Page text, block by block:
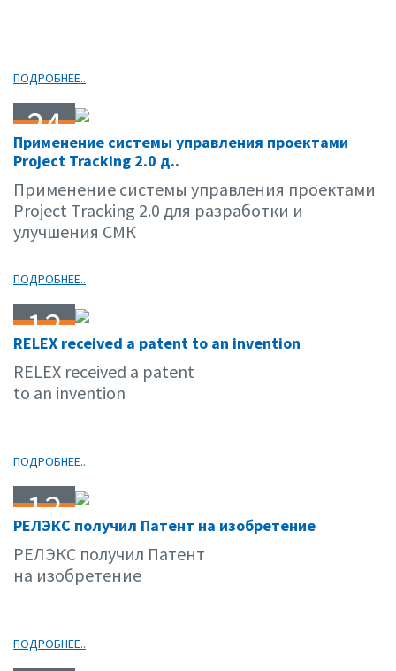
ПОДРОБНЕЕ..
24
05.11
Применение системы управления проектами
Project Tracking 2.0 д..
Применение системы управления проектами
Project Tracking 2.0 для разработки и
улучшения СМК
ПОДРОБНЕЕ..
12
05.11
RELEX received a patent to an invention
RELEX received a patent
to an invention
ПОДРОБНЕЕ..
12
05.11
РЕЛЭКС получил Патент на изобретение
РЕЛЭКС получил Патент
на изобретение
ПОДРОБНЕЕ..